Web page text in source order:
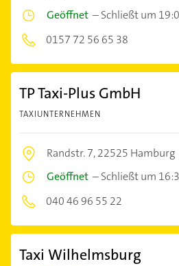
Geöffnet –Schließt um
0157 72 56 65 38
TP Taxi-Plus GmbH
TAXIUNTERNEHMEN
Randstr. 7,22525 Hamburg
Geöffnet –Schließt um
040 46 96 55 22
Taxi Wilhelmsburg